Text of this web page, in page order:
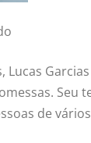
Lucas
Seu
de